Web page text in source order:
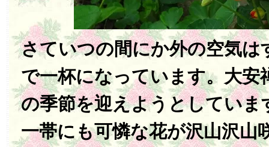
さていつの間にか外の空気は
で一杯になっています。大安
の季節を迎えようとしていま
一帯にも可憐な花が沢山沢山